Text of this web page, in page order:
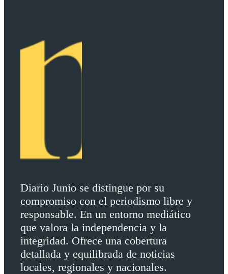
Diario Junio se distingue por su
compromiso con el periodismo libre y
responsable. En un entorno mediático
que valora la independencia y la
integridad. Ofrece una cobertura
detallada y equilibrada de noticias
locales, regionales y nacionales.